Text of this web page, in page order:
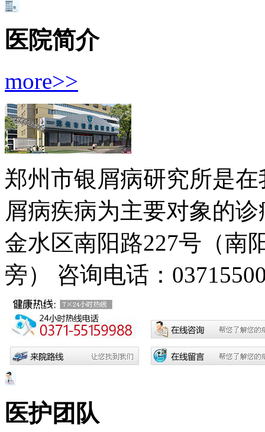
医院简介
more>>
郑州市银屑病研究所是
屑病疾病为主要对象的诊
金水区南阳路227号（南
旁）
咨询电话：
医护团队